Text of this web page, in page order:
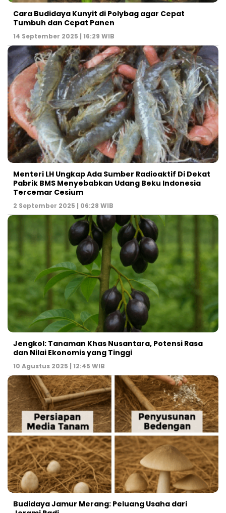
Cara Budidaya Kunyit di Polybag agar Cepat
Tumbuh dan Cepat Panen
14 September 2025 | 16:29 WIB
Menteri LH Ungkap Ada Sumber Radioaktif Di Dekat
Pabrik BMS Menyebabkan Udang Beku Indonesia
Tercemar Cesium
2 September 2025 | 06:28 WIB
Jengkol: Tanaman Khas Nusantara, Potensi Rasa
dan Nilai Ekonomis yang Tinggi
10 Agustus 2025 | 12:45 WIB
Budidaya Jamur Merang: Peluang Usaha dari